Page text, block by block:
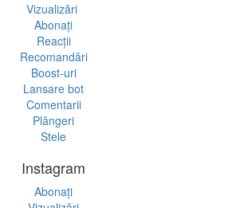
Vizualizări
Abonați
Reacții
Recomandări
Boost-uri
Lansare bot
Comentarii
Plângeri
Stele
Instagram
Abonați